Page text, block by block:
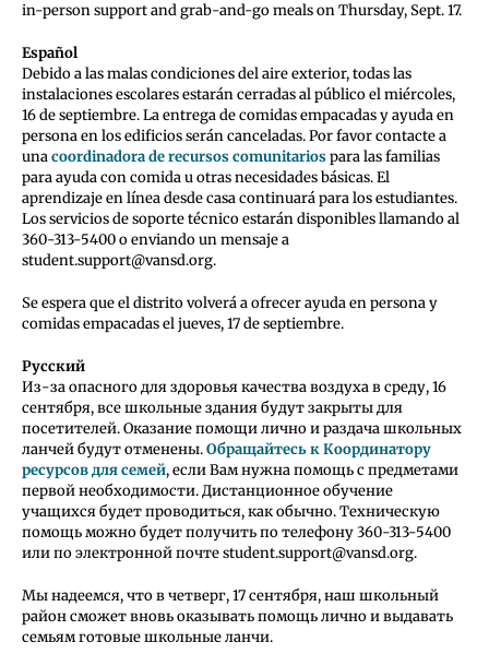
in-person support and grab-and-go meals on Thursday, Sept. 17.
Español
Debido a las malas condiciones del aire exterior, todas las
instalaciones escolares estarán cerradas al público el miércoles,
16 de septiembre. La entrega de comidas empacadas y ayuda en
persona en los edificios serán canceladas. Por favor contacte a
unacoordinadora de recursos comunitariospara las familias
para ayuda con comida u otras necesidades básicas. El
aprendizaje en línea desde casa continuará para los estudiantes.
Los servicios de soporte técnico estarán disponibles llamando al
360-313-5400 o enviando un mensaje a
student.support@vansd.org.
Se espera que el distrito volverá a ofrecer ayuda en persona y
comidas empacadas el jueves, 17 de septiembre.
Русский
Из-за опасного для здоровья качества воздуха в среду, 16
сентября, все школьные здания будут закрыты для
посетителей. Оказание помощи лично и раздача школьных
ланчей будут отменены.Обращайтесь к Координатору
ресурсов для семей, если Вам нужна помощь с предметами
первой необходимости. Дистанционное обучение
учащихся будет проводиться, как обычно. Техническую
помощь можно будет получить по телефону 360-313-5400
или по электронной почте student.support@vansd.org.
Мы надеемся, что в четверг, 17 сентября, наш школьный
район сможет вновь оказывать помощь лично и выдавать
семьям готовые школьные ланчи.